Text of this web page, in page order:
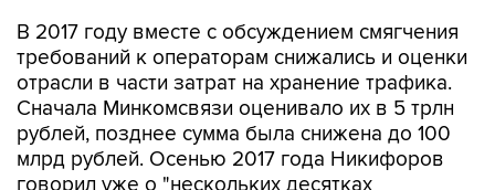
В 2017 году вместе с обсуждением смягчения
требований к операторам снижались и оценки
отрасли в части затрат на хранение трафика.
Сначала Минкомсвязи оценивало их в 5 трлн
рублей, позднее сумма была снижена до 100
млрд рублей. Осенью 2017 года Никифоров